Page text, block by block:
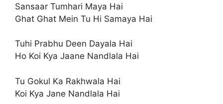
Sansaar Tumhari Maya Hai
Ghat Ghat Mein Tu Hi Samaya Hai
Tuhi Prabhu Deen Dayala Hai
Ho Koi Kya Jaane Nandlala Hai
Tu Gokul Ka Rakhwala Hai
Koi Kya Jane Nandlala Hai